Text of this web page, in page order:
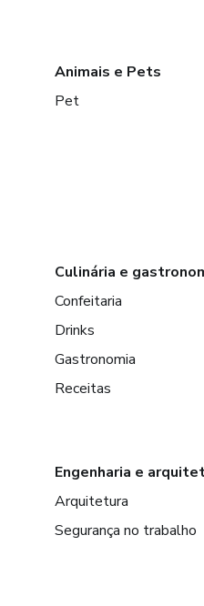
Animais e Pets
Pet
Culinária e
Confeitaria
Drinks
Gastronomia
Receitas
Engenharia e
Arquitetura
Segurança no trabalho